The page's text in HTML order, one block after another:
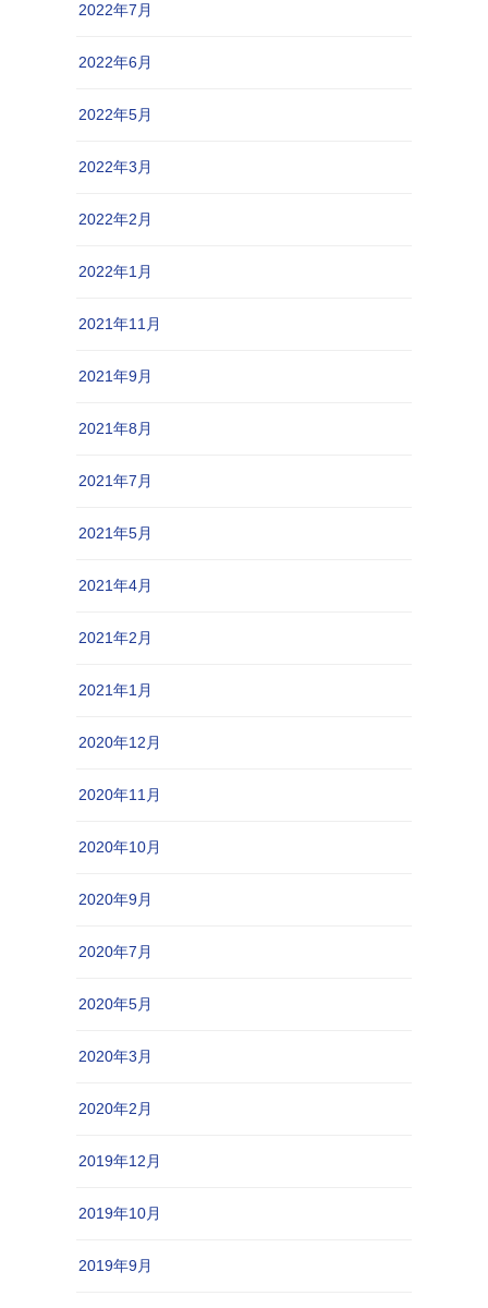
2022年7月
2022年6月
2022年5月
2022年3月
2022年2月
2022年1月
2021年11月
2021年9月
2021年8月
2021年7月
2021年5月
2021年4月
2021年2月
2021年1月
2020年12月
2020年11月
2020年10月
2020年9月
2020年7月
2020年5月
2020年3月
2020年2月
2019年12月
2019年10月
2019年9月